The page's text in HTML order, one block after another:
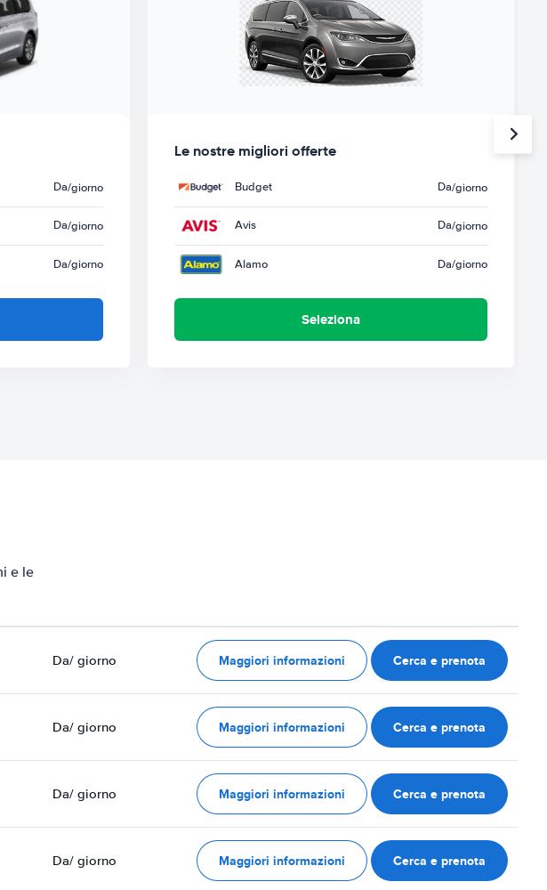
Da/giorno
Da/giorno
Da/giorno
Le nostre migliori offerte
Budget Da/giorno
Avis Da/giorno
Alamo Da/giorno
Seleziona
e le
Da/ giorno Maggiori informazioni Cerca e prenota
Da/ giorno Maggiori informazioni Cerca e prenota
Da/ giorno Maggiori informazioni Cerca e prenota
Da/ giorno Maggiori informazioni Cerca e prenota